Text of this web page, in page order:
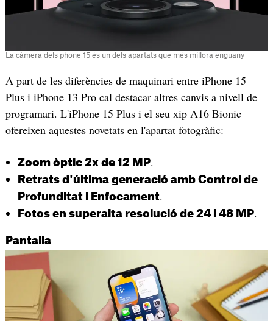
La càmera dels phone 15 és un dels apartats que més millora enguany
A part de les diferències de maquinari entre iPhone 15
Plus i iPhone 13 Pro cal destacar altres canvis a nivell de
programari. L'iPhone 15 Plus i el seu xip A16 Bionic
ofereixen aquestes novetats en l'apartat fotogràfic:
Zoom òptic 2x de 12 MP.
Retrats d'última generació amb Control de
Profunditat i Enfocament.
Fotos en superalta resolució de 24 i 48 MP.
Pantalla